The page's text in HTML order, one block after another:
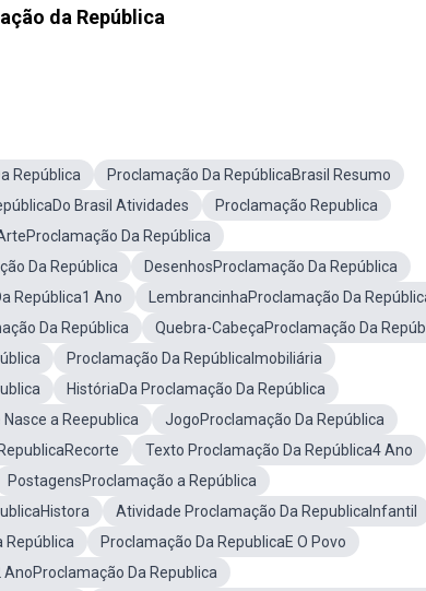
da República
República
Proclamação Da RepúblicaBrasil Resumo
Brasil Atividades
Proclamação Republica
Da República
Da República
DesenhosProclamação Da República
República1 Ano
LembrancinhaProclamação Da
Da República
Quebra-CabeçaProclamação Da
Proclamação Da RepúblicaImobiliária
HistóriaDa Proclamação Da República
a Reepublica
JogoProclamação Da República
Texto Proclamação Da República4 Ano
PostagensProclamação a República
Atividade Proclamação Da RepublicaInfantil
República
Proclamação Da RepublicaE O Povo
Da Republica